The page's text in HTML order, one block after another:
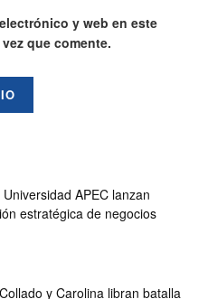
y web en este
que comente.
APEC lanzan
estratégica de negocios
y Carolina libran batalla